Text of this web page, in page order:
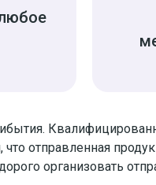
отправленная
организовать